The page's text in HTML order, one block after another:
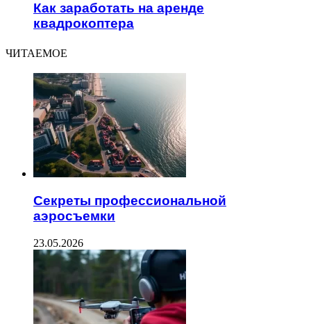
Как заработать на аренде
квадрокоптера
ЧИТАЕМОЕ
Секреты профессиональной
аэросъемки
23.05.2026